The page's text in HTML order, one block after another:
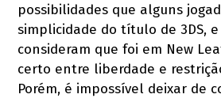
possibilidades que alguns
simplicidade do título de 3DS,
consideram que foi em New
certo entre liberdade e
Porém, é impossível deixar de